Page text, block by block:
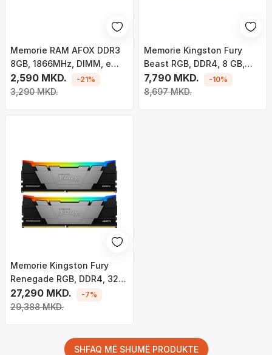
Memorie RAM AFOX DDR3
8GB, 1866MHz, DIMM, e
gjelbër
2,590 MKD.
3,290 MKD.
-21%
Memorie Kingston Fury
Beast RGB, DDR4, 8 GB,
3200 MHz, CL16,
KF432C16BB2A/8
7,790 MKD.
8,697 MKD.
-10%
Memorie Kingston Fury
Renegade RGB, DDR4, 32
GB, 3600 MHz, CL16,
KF436C16RB12AK2/32
27,290 MKD.
29,388 MKD.
-7%
SHFAQ MË SHUMË PRODUKTE